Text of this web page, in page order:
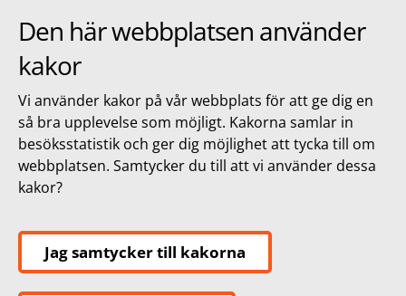
Den här webbplatsen använder
kakor
Vi använder kakor på vår webbplats för att ge dig en
så bra upplevelse som möjligt. Kakorna samlar in
besöksstatistik och ger dig möjlighet att tycka till om
webbplatsen. Samtycker du till att vi använder dessa
kakor?
Jag samtycker till kakorna